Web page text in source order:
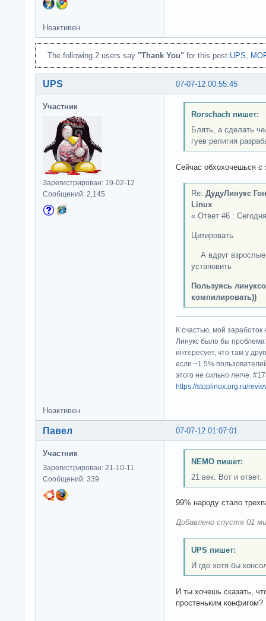
Неактивен
The following 2 users say "Thank You" for this post:UPS
07-07-12 00:55:45
UPS
Участник
Зарегистрирован: 19-02-12
Сообщений: 2,145
Rorschach пишет:
Блять, а сделать
гуев религия
Сейчас обхохочешься с
Re: ДудуЛинукс
Linux
« Ответ #6 :
Цитировать
А вдруг взрослые
установить
Пользуясь
компилировать))
К счастью, мой
Линукс было бы
интересует, что там у
если ~1.5%
этого не сильно легче.
https://stoplinux.org.ru/
Неактивен
07-07-12 01:07:01
Павел
Участник
Зарегистрирован: 21-10-11
Сообщений: 339
NEMO пишет:
21 век. Вот и ответ.
99% народу стало
Добавлено спустя 01
UPS пишет:
И где хотя бы
И ты хочешь сказать,
простеньким конфигом?